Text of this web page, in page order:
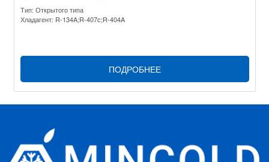
Тип: Открытого типа
Хладагент: R-134A;R-407c;R-404A
ПОДРОБНЕЕ